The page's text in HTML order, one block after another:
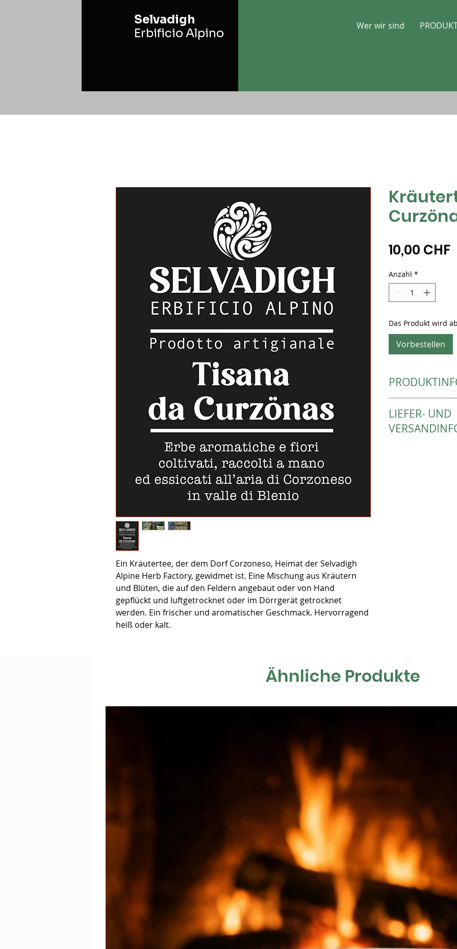
Selvadigh
Erbificio Alpino
Wer wir sind
Ein Kräutertee, der dem Dorf Corzoneso, Heimat der Selvadigh
Alpine Herb Factory, gewidmet ist. Eine Mischung aus Kräutern
und Blüten, die auf den Feldern angebaut oder von Hand
gepflückt und luftgetrocknet oder im Dörrgerät getrocknet
werden. Ein frischer und aromatischer Geschmack. Hervorragend
heiß oder kalt.
10,00 CHF
Anzahl *
Das Produkt wird
Vorbestellen
Pfefferminze,
Zitronenverbene
Wegerich, Salvia
LIEFER- UND
Ähnliche Produkte